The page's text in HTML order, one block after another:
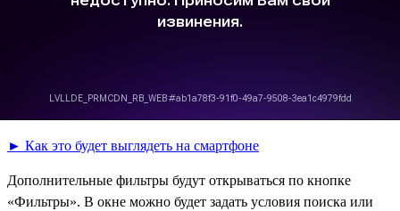
► Как это будет выглядеть на смартфоне
Дополнительные фильтры будут открываться по кнопке
«Фильтры». В окне можно будет задать условия поиска или